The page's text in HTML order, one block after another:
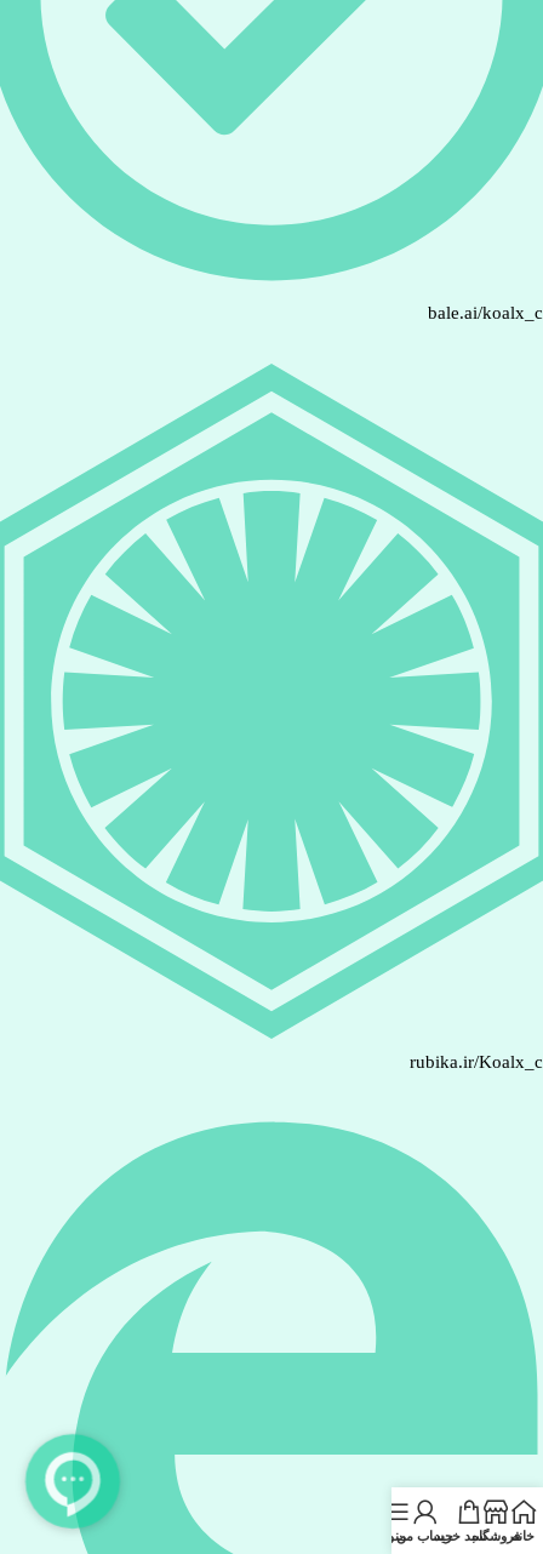
bale.ai/
rubika.ir/
خانهفروشگاهسبد خریدحساب منمنو